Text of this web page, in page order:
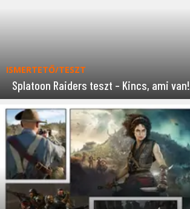
ISMERTETŐ/TESZT
Splatoon Raiders teszt – Kincs, ami van!